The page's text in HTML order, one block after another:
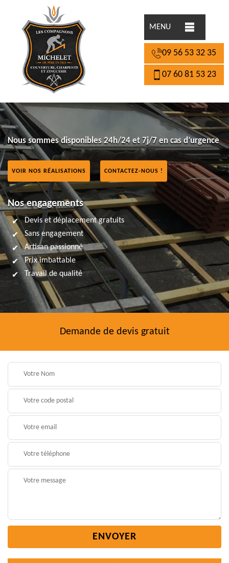
MENU
09 56 53 32 35
07 60 81 53 23
Nous sommes disponibles 24h/24 et 7j/7 en cas d’urgence
VOIR NOS RÉALISATIONS CONTACTEZ-NOUS !
Nos engagements
Devis et déplacement gratuits
Sans engagement
Artisan passionné
Prix imbattable
Travail de qualité
Demande de devis gratuit